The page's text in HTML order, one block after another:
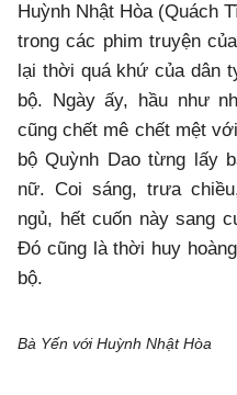
Huỳnh Nhật Hòa (Quách
trong các phim truyện
lại thời quá khứ của dân
bộ. Ngày ấy, hầu như
cũng chết mê chết mệt
bộ Quỳnh Dao từng lấy
nữ. Coi sáng, trưa
ngủ, hết cuốn này sang
Đó cũng là thời huy
bộ.
Bà Yến với Huỳnh Nhật Hòa